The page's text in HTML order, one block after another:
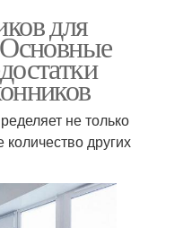
для
не только
других